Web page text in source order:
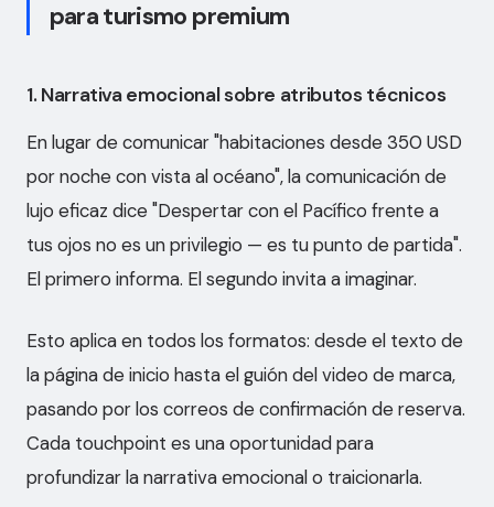
para turismo premium
1. Narrativa emocional sobre atributos técnicos
En lugar de comunicar "habitaciones desde 350 USD
por noche con vista al océano", la comunicación de
lujo eficaz dice "Despertar con el Pacífico frente a
tus ojos no es un privilegio — es tu punto de partida".
El primero informa. El segundo invita a imaginar.
Esto aplica en todos los formatos: desde el texto de
la página de inicio hasta el guión del video de marca,
pasando por los correos de confirmación de reserva.
Cada touchpoint es una oportunidad para
profundizar la narrativa emocional o traicionarla.